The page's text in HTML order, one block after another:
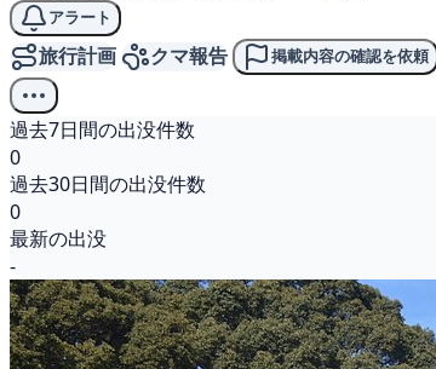
アラート
旅行計画 クマ報告 掲載内容の確認を依頼
過去7日間の出没件数
0
過去30日間の出没件数
0
最新の出没
-